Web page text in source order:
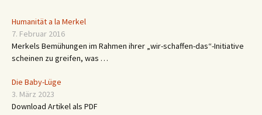
Humanität a la Merkel
7. Februar 2016
Merkels Bemühungen im Rahmen ihrer „wir-schaffen-das“-Initiative
scheinen zu greifen, was …
Die Baby-Lüge
3. März 2023
Download Artikel als PDF